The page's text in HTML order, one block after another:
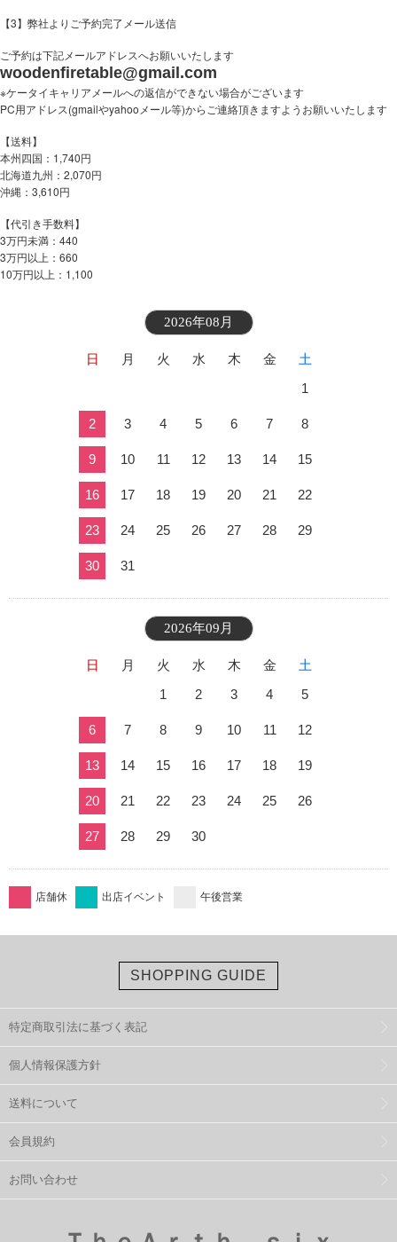
【3】弊社よりご予約完了メール送信
ご予約は下記メールアドレスへお願いいたします
woodenfiretable@gmail.com
※ケータイキャリアメールへの返信ができない場合がございます
PC用アドレス(gmailやyahooメール等)からご連絡頂きますようお願いいたします
【送料】
本州四国：1,740円
北海道九州：2,070円
沖縄：3,610円
【代引き手数料】
3万円未満：440
3万円以上：660
10万円以上： 1,100
2026年08月
日 月 火 水 木 金
土
1
2 3 4 5 6 7 8
9 10 11 12 13 14 15
16 17 18 19 20 21 22
23 24 25 26 27 28 29
30 31
2026年09月
日 月 火 水 木 金
土
1
2 3 4 5
6 7 8 9 10 11 12
13 14 15 16 17 18 19
20 21 22 23 24 25 26
27 28 29 30
店舗休 出店イベント 午後営業
SHOPPING GUIDE
特定商取引法に基づく表記
個人情報保護方針
送料について
会員規約
お問い合わせ